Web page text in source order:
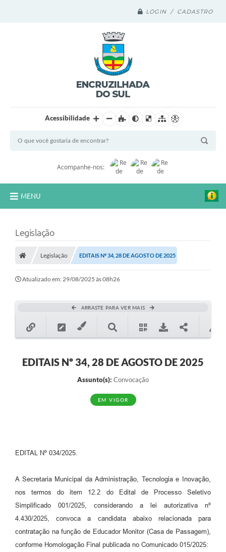
LOGIN / CADASTRO
Acessibilidade
Acompanhe-nos:
MENU
A Prefeitura
Município
Turismo
Transparência
1DOC
PARCEIROS
Telefones Úteis
Ramais
Relação de Medicamentos
Carta de Serviços
Legislação
Legislação EDITAIS Nº 34, 28 DE AGOSTO DE 2025
Atualizado em: 29/08/2025 às 08h26
ARRASTE PARA VER MAIS
EDITAIS Nº 34, 28 DE AGOSTO DE 2025
Assunto(s): Convocação
EM VIGOR
EDITAL Nº 034/2025.
A Secretaria Municipal da Administração, Tecnologia e Inovação,
nos termos do item 12.2 do Edital de Processo Seletivo
Simplificado 001/2025, considerando a lei autorizativa nº
4.430/2025, convoca a candidata abaixo relacionada para
contratação na função de Educador Monitor (Casa de Passagem),
conforme Homologação Final publicada no Comunicado 015/2025: